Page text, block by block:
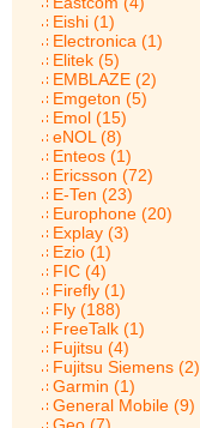
Eishi (1)
Electronica (1)
Elitek (5)
EMBLAZE (2)
Emgeton (5)
Emol (15)
eNOL (8)
Enteos (1)
Ericsson (72)
E-Ten (23)
Europhone (20)
Explay (3)
Ezio (1)
FIC (4)
Firefly (1)
Fly (188)
FreeTalk (1)
Fujitsu (4)
Fujitsu Siemens (2)
Garmin (1)
General Mobile (9)